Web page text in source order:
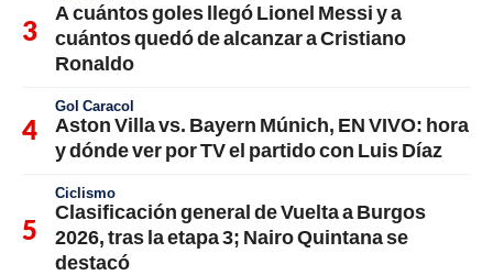
A cuántos goles llegó Lionel Messi y a
cuántos quedó de alcanzar a Cristiano
Ronaldo
Gol Caracol
Aston Villa vs. Bayern Múnich, EN VIVO: hora
y dónde ver por TV el partido con Luis Díaz
Ciclismo
Clasificación general de Vuelta a Burgos
2026, tras la etapa 3; Nairo Quintana se
destacó